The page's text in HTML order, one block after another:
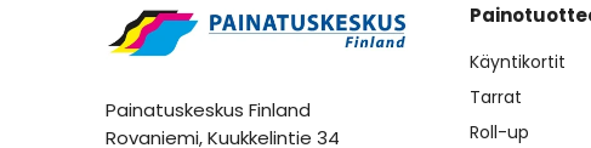
Painatuskeskus Finland
Rovaniemi, Kuukkelintie 34
Käyntikortit
Tarrat
Roll-up